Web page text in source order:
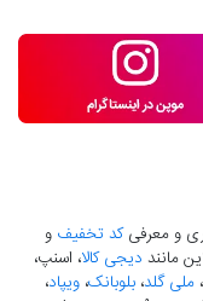
و معرفیکد تخفیف و
مانند دیجی کالا، اسنپ،
، ملی گلد، بلوبانک، ویپاد،